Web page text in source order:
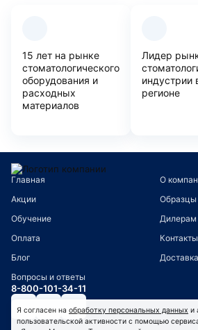
15 лет на рынке
стоматологического
оборудования и
расходных
материалов
Лидер
индустрии
регионе
Главная
О
Акции
Образцы
Обучение
Дилерам
Оплата
Контакты
Блог
Доставка
Вопросы и ответы
8-800-101-34-11
Я согласен на обработку персональных данных и
пользовательской активности с помощью